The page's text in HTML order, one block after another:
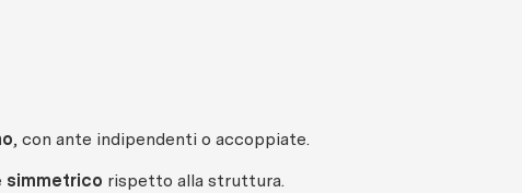
, con ante indipendenti o accoppiate.
simmetrico rispetto alla struttura.